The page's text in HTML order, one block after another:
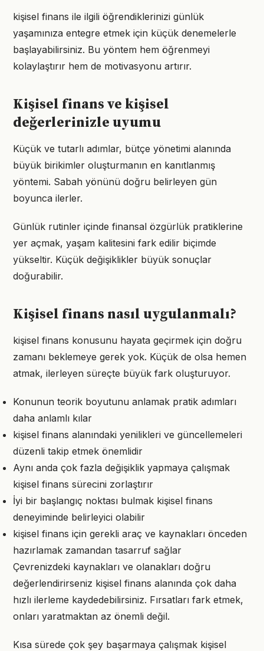
kişisel finans ile ilgili öğrendiklerinizi günlük
yaşamınıza entegre etmek için küçük denemelerle
başlayabilirsiniz. Bu yöntem hem öğrenmeyi
kolaylaştırır hem de motivasyonu artırır.
Kişisel finans ve kişisel
değerlerinizle uyumu
Küçük ve tutarlı adımlar, bütçe yönetimi alanında
büyük birikimler oluşturmanın en kanıtlanmış
yöntemi. Sabah yönünü doğru belirleyen gün
boyunca ilerler.
Günlük rutinler içinde finansal özgürlük pratiklerine
yer açmak, yaşam kalitesini fark edilir biçimde
yükseltir. Küçük değişiklikler büyük sonuçlar
doğurabilir.
Kişisel finans nasıl uygulanmalı?
kişisel finans konusunu hayata geçirmek için doğru
zamanı beklemeye gerek yok. Küçük de olsa hemen
atmak, ilerleyen süreçte büyük fark oluşturuyor.
Konunun teorik boyutunu anlamak pratik adımları
daha anlamlı kılar
kişisel finans alanındaki yenilikleri ve güncellemeleri
düzenli takip etmek önemlidir
Aynı anda çok fazla değişiklik yapmaya çalışmak
kişisel finans sürecini zorlaştırır
İyi bir başlangıç noktası bulmak kişisel finans
deneyiminde belirleyici olabilir
kişisel finans için gerekli araç ve kaynakları önceden
hazırlamak zamandan tasarruf sağlar
Çevrenizdeki kaynakları ve olanakları doğru
değerlendirirseniz kişisel finans alanında çok daha
hızlı ilerleme kaydedebilirsiniz. Fırsatları fark etmek,
onları yaratmaktan az önemli değil.
Kısa sürede çok şey başarmaya çalışmak kişisel